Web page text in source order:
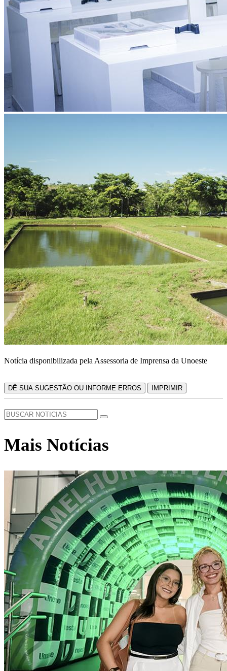
Notícia disponibilizada pela Assessoria de Imprensa da Unoeste
DÊ SUA SUGESTÃO OU INFORME ERROS IMPRIMIR
Mais Notícias